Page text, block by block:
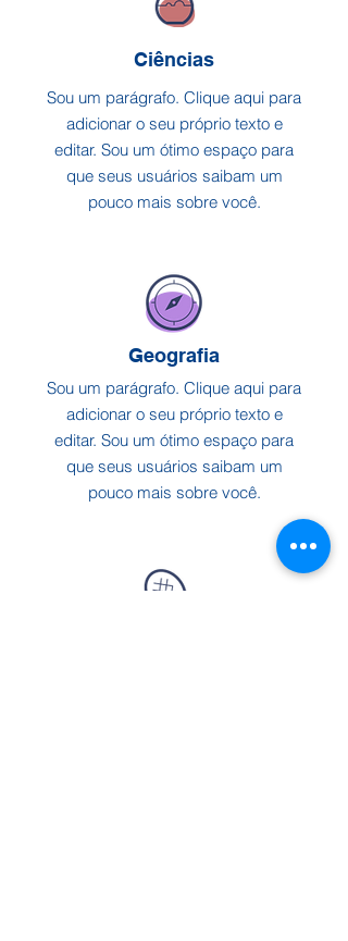
Ciências
Sou um parágrafo. Clique aqui para
adicionar o seu próprio texto e
editar. Sou um ótimo espaço para
que seus usuários saibam um
pouco mais sobre você.
Geografia
Sou um parágrafo. Clique aqui para
adicionar o seu próprio texto e
editar. Sou um ótimo espaço para
que seus usuários saibam um
pouco mais sobre você.